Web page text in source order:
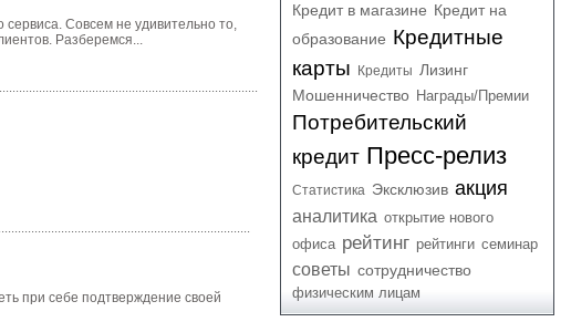
сервиса. Совсем не удивительно то,
Разберемся...
при себе подтверждение своей
Кредит в магазине Кредит на
образование Кредитные
карты
Кредиты Лизинг
Мошенничество Награды/Премии
Потребительский
кредит Пресс-релиз
Статистика Эксклюзив акция
аналитика открытие нового
офиса рейтинг рейтинги семинар
советы сотрудничество
физическим лицам